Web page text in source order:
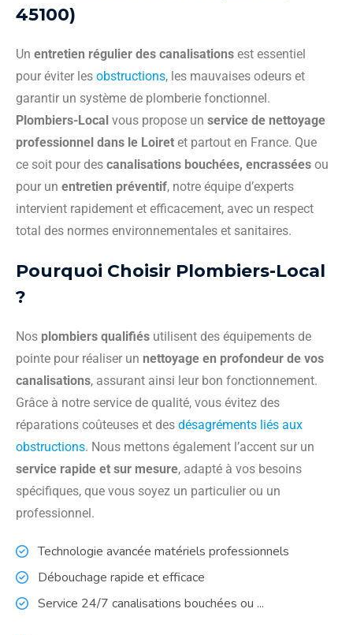
45100)
Un entretien régulier des canalisations est essentiel
pour éviter les obstructions, les mauvaises odeurs et
garantir un système de plomberie fonctionnel.
Plombiers-Local vous propose un service de nettoyage
professionnel dans le Loiret et partout en France. Que
ce soit pour des canalisations bouchées, encrassées ou
pour un entretien préventif, notre équipe d’experts
intervient rapidement et efficacement, avec un respect
total des normes environnementales et sanitaires.
Pourquoi Choisir Plombiers-Local
?
Nos plombiers qualifiés utilisent des équipements de
pointe pour réaliser un nettoyage en profondeur de vos
canalisations, assurant ainsi leur bon fonctionnement.
Grâce à notre service de qualité, vous évitez des
réparations coûteuses et des désagréments liés aux
obstructions. Nous mettons également l’accent sur un
service rapide et sur mesure, adapté à vos besoins
spécifiques, que vous soyez un particulier ou un
professionnel.
Technologie avancée matériels professionnels
Débouchage rapide et efficace
Service 24/7 canalisations bouchées ou ...